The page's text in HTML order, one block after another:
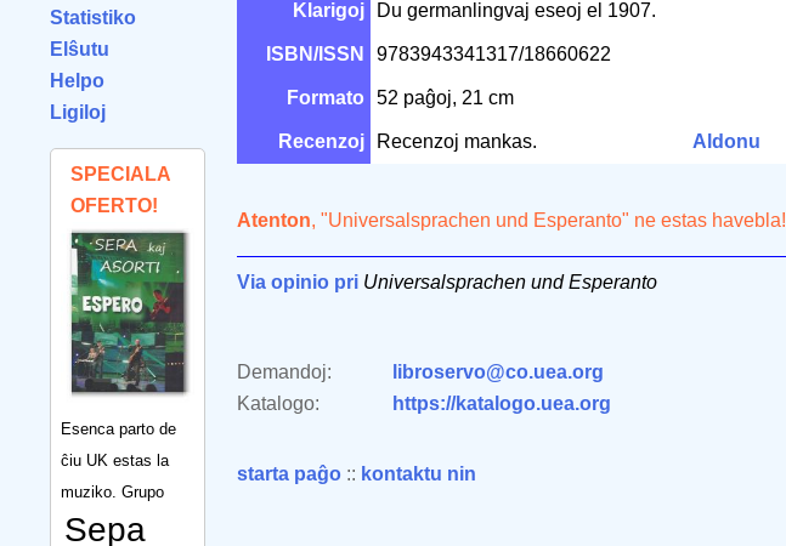
Statistiko
Elŝutu
Helpo
Ligiloj
SPECIALA
OFERTO!
Esenca parto de
ĉiu UK estas la
muziko. Grupo
Sepa
Klarigoj Du germanlingvaj eseoj el 1907.
ISBN/ISSN 9783943341317/18660622
Formato 52 paĝoj, 21 cm
Recenzoj Recenzoj mankas. Aldonu
Atenton, "Universalsprachen und Esperanto" ne estas havebla!
Via opinio pri Universalsprachen und Esperanto
Demandoj:
libroservo@co.uea.org
Katalogo:
https://katalogo.uea.org
starta paĝo :: kontaktu nin